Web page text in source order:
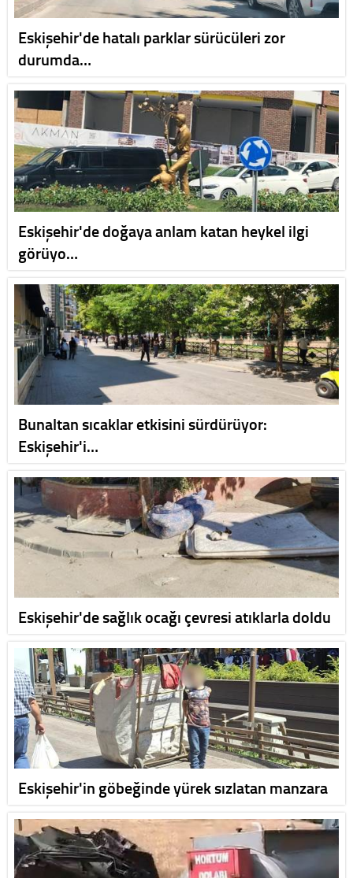
Eskişehir'de hatalı parklar sürücüleri zor
durumda…
Eskişehir'de doğaya anlam katan heykel ilgi
görüyo…
Bunaltan sıcaklar etkisini sürdürüyor:
Eskişehir'i…
Eskişehir'de sağlık ocağı çevresi atıklarla doldu
Eskişehir'in göbeğinde yürek sızlatan manzara